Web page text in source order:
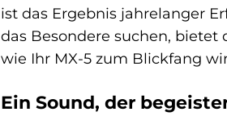
ist das Ergebnis jahrelanger
das Besondere suchen, bietet
wie Ihr MX-5 zum Blickfang
Ein Sound, der